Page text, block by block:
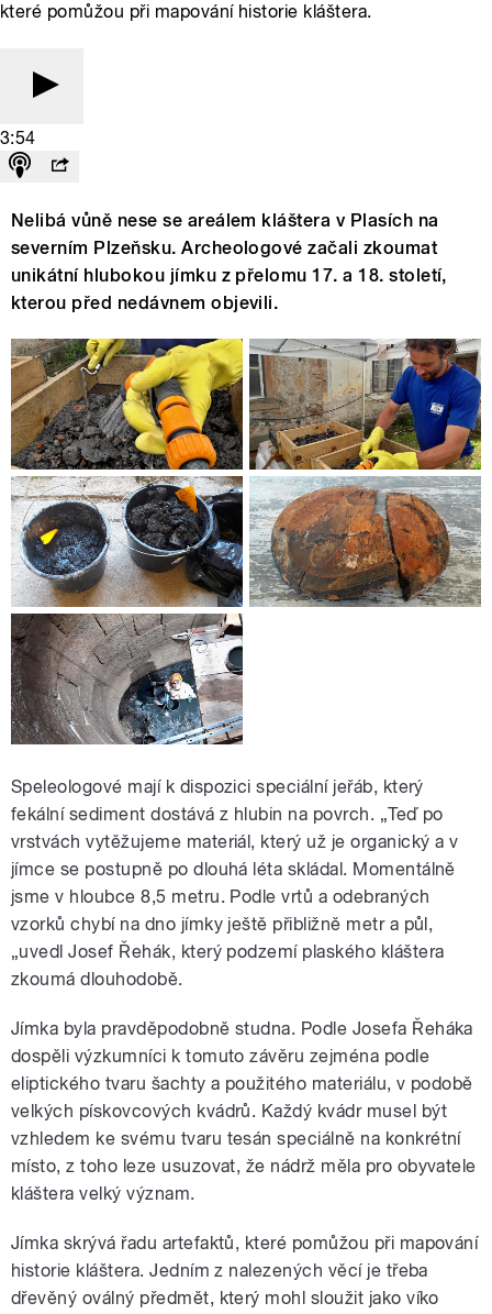
které pomůžou při mapování historie kláštera.
3:54
Nelibá vůně nese se areálem kláštera v Plasích na
severním Plzeňsku. Archeologové začali zkoumat
unikátní hlubokou jímku z přelomu 17. a 18. století,
kterou před nedávnem objevili.
Speleologové mají k dispozici speciální jeřáb, který
fekální sediment dostává z hlubin na povrch. „Teď po
vrstvách vytěžujeme materiál, který už je organický a v
jímce se postupně po dlouhá léta skládal. Momentálně
jsme v hloubce 8,5 metru. Podle vrtů a odebraných
vzorků chybí na dno jímky ještě přibližně metr a půl,
„uvedl Josef Řehák, který podzemí plaského kláštera
zkoumá dlouhodobě.
Jímka byla pravděpodobně studna. Podle Josefa Řeháka
dospěli výzkumníci k tomuto závěru zejména podle
eliptického tvaru šachty a použitého materiálu, v podobě
velkých pískovcových kvádrů. Každý kvádr musel být
vzhledem ke svému tvaru tesán speciálně na konkrétní
místo, z toho leze usuzovat, že nádrž měla pro obyvatele
kláštera velký význam.
Jímka skrývá řadu artefaktů, které pomůžou při mapování
historie kláštera. Jedním z nalezených věcí je třeba
dřevěný oválný předmět, který mohl sloužit jako víko